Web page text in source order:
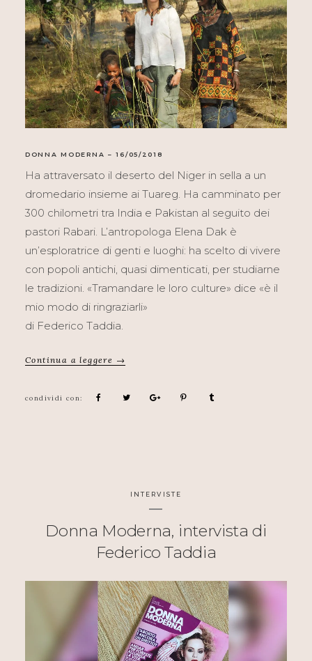
DONNA MODERNA – 16/05/2018
Ha attraversato il deserto del Niger in sella a un
dromedario insieme ai Tuareg. Ha camminato per
300 chilometri tra India e Pakistan al seguito dei
pastori Rabari. L’antropologa Elena Dak è
un’esploratrice di genti e luoghi: ha scelto di vivere
con popoli antichi, quasi dimenticati, per studiarne
le tradizioni. «Tramandare le loro culture» dice «è il
mio modo di ringraziarli»
di Federico Taddia.
Continua a leggere →
INTERVISTE
Donna Moderna, intervista di
Federico Taddia